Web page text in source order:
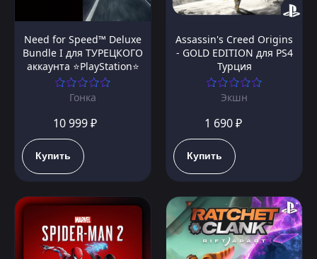
Need for Speed™ Deluxe
Bundle I для ТУРЕЦКОГО
аккаунта ⭐PlayStation⭐
Гонка
10 999 ₽
Купить
Assassin's Creed Origins
- GOLD EDITION для PS4
Турция
Экшн
1 690 ₽
Купить